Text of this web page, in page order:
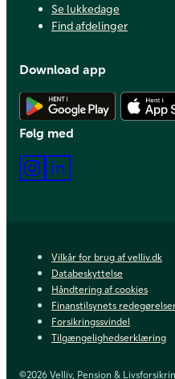
Se lukkedage
Find afdelinger
Download app
Hent
Følg med
Instagram
Vilkår for brug af velliv.dk
Databeskyttelse
Håndtering af cookies
Finanstilsynets
Forsikringssvindel
Tilgængelighedserklæring
©2026 Velliv, Pension &